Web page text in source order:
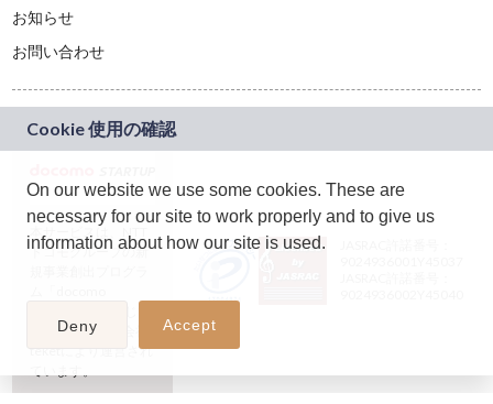
お知らせ
お問い合わせ
ドコモグループの新
企画され、株式会社
teketにより運営され
On our website we use some cookies. These are
necessary for our site to work properly and to give us
information about how our site is used.
Deny Accept